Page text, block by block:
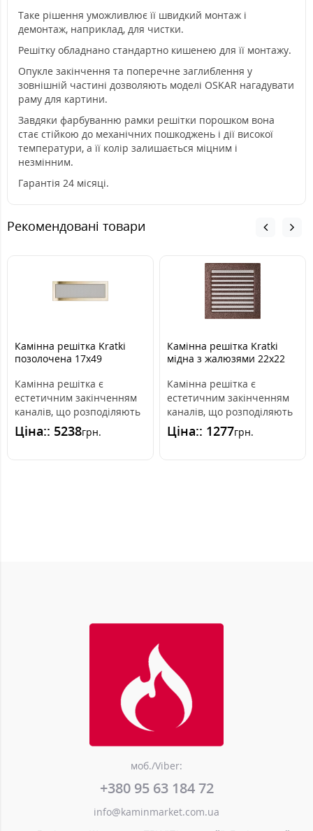
Таке рішення уможливлює її швидкий монтаж і
демонтаж, наприклад, для чистки.
Решітку обладнано стандартно кишенею для її монтажу.
Опукле закінчення та поперечне заглиблення у
зовнішній частині дозволяють моделі OSKAR нагадувати
раму для картини.
Завдяки фарбуванню рамки решітки порошком вона
стає стійкою до механічних пошкоджень і дії високої
температури, а її колір залишається міцним і
незмінним.
Гарантія 24 місяці.
Рекомендовані товари
Камінна решітка Kratki
позолочена 17x49
Камінна решітка є
естетичним закінченням
каналів, що розподіляють
гаряче повітря з каміна.
Вона вмо..
Ціна:: 5238грн.
Камінна решітка Kratki
мідна з жалюзями 22x22
Камінна решітка є
естетичним закінченням
каналів, що розподіляють
гаряче повітря з каміна.
Вона інс..
Ціна:: 1277грн.
моб./Viber:
+380 95 63 184 72
info@kaminmarket.com.ua